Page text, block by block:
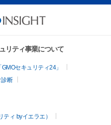
リティ事業について
セキュリティ24」
断
ィ byイエラエ）